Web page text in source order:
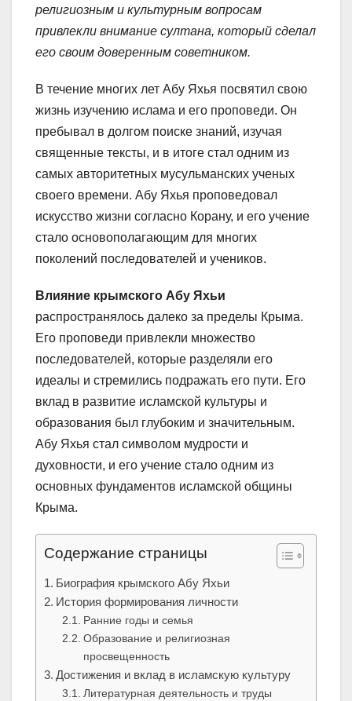
религиозным и культурным вопросам
привлекли внимание султана, который сделал
его своим доверенным советником.
В течение многих лет Абу Яхья посвятил свою
жизнь изучению ислама и его проповеди. Он
пребывал в долгом поиске знаний, изучая
священные тексты, и в итоге стал одним из
самых авторитетных мусульманских ученых
своего времени. Абу Яхья проповедовал
искусство жизни согласно Корану, и его учение
стало основополагающим для многих
поколений последователей и учеников.
Влияние крымского Абу Яхьи
распространялось далеко за пределы Крыма.
Его проповеди привлекли множество
последователей, которые разделяли его
идеалы и стремились подражать его пути. Его
вклад в развитие исламской культуры и
образования был глубоким и значительным.
Абу Яхья стал символом мудрости и
духовности, и его учение стало одним из
основных фундаментов исламской общины
Крыма.
Содержание страницы
Биография крымского Абу Яхьи
История формирования личности
Ранние годы и семья
Образование и религиозная
просвещенность
Достижения и вклад в исламскую культуру
Литературная деятельность и труды